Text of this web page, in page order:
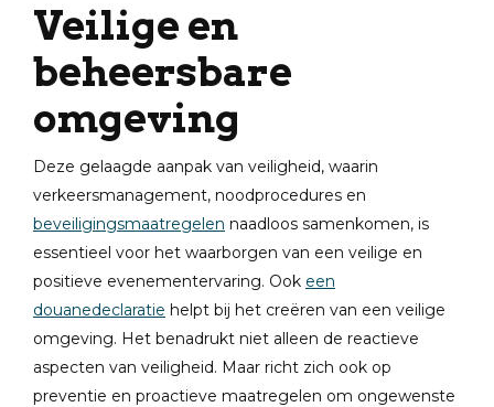
Veilige en
beheersbare
omgeving
Deze gelaagde aanpak van veiligheid, waarin
verkeersmanagement, noodprocedures en
beveiligingsmaatregelen naadloos samenkomen, is
essentieel voor het waarborgen van een veilige en
positieve evenementervaring. Ook een
douanedeclaratie helpt bij het creëren van een veilige
omgeving. Het benadrukt niet alleen de reactieve
aspecten van veiligheid. Maar richt zich ook op
preventie en proactieve maatregelen om ongewenste